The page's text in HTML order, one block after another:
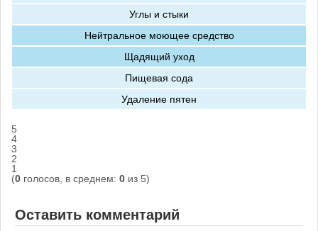
Углы и стыки
Нейтральное моющее средство
Щадящий уход
Пищевая сода
Удаление пятен
5
4
3
2
1
(0 голосов, в среднем: 0 из 5)
Оставить комментарий